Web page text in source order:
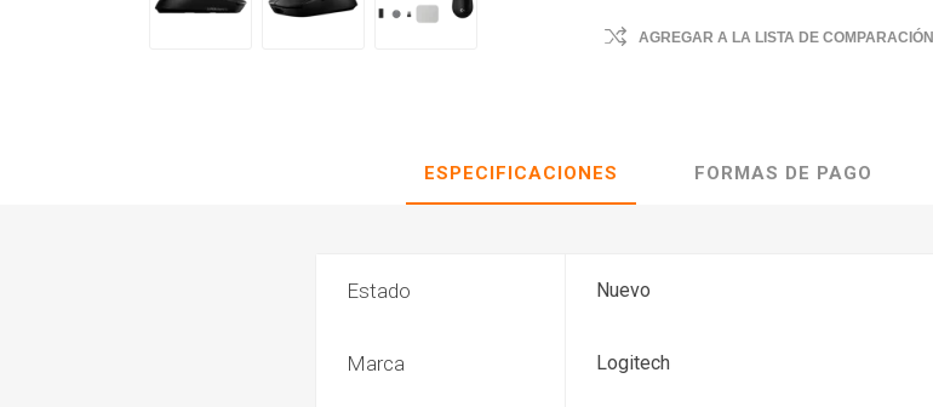
AGREGAR A LA LISTA DE COMPARACIÓN
ESPECIFICACIONES FORMAS DE PAGO
Estado Nuevo
Marca Logitech